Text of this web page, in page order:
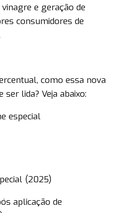
e geração de
consumidores de
como essa nova
lida? Veja abaixo:
especial
(2025)
aplicação de